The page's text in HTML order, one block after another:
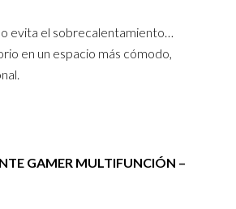
evita el sobrecalentamiento…
en un espacio más cómodo,
GAMER MULTIFUNCIÓN –